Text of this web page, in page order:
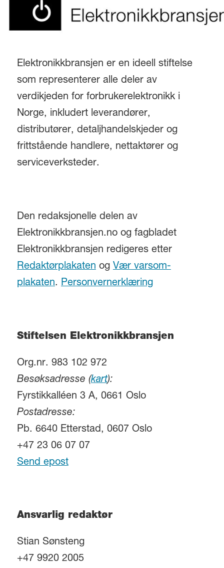
Elektronikkbransjen er en ideell stiftelse
som representerer alle deler av
verdikjeden for forbrukerelektronikk i
Norge, inkludert leverandører,
distributører, detaljhandelskjeder og
frittstående handlere, nettaktører og
serviceverksteder.
Den redaksjonelle delen av
Elektronikkbransjen.no og fagbladet
Elektronikkbransjen redigeres etter
Redaktørplakaten og Vær varsom-
plakaten. Personvernerklæring
Stiftelsen Elektronikkbransjen
Org.nr. 983 102 972
Besøksadresse (kart):
Fyrstikkalléen 3 A, 0661 Oslo
Postadresse:
Pb. 6640 Etterstad, 0607 Oslo
+47 23 06 07 07
Send epost
Ansvarlig redaktør
Stian Sønsteng
+47 9920 2005